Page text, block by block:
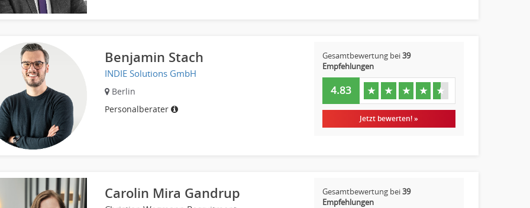
Benjamin Stach
INDIE Solutions GmbH
Berlin
Personalberater
Gesamtbewertung bei39
Empfehlungen
4.83 ★ ★ ★ ★ ★
Jetzt bewerten! »
Carolin Mira Gandrup Gesamtbewertung bei39
Empfehlungen